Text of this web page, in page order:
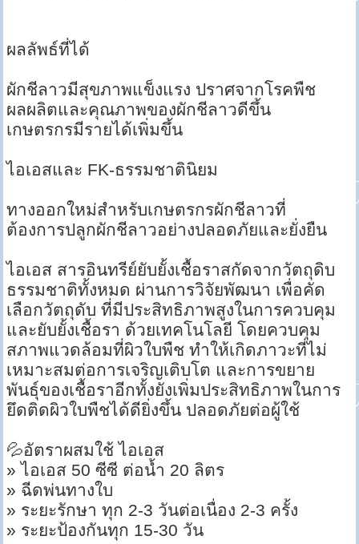
ผลลัพธ์ที่ได้
ผักชีลาวมีสุขภาพแข็งแรง ปราศจากโรคพืช
ผลผลิตและคุณภาพของผักชีลาวดีขึ้น
เกษตรกรมีรายได้เพิ่มขึ้น
ไอเอสและ FK-ธรรมชาตินิยม
ทางออกใหม่สำหรับเกษตรกรผักชีลาวที่
ต้องการปลูกผักชีลาวอย่างปลอดภัยและยั่งยืน
ไอเอส สารอินทรีย์ยับยั้งเชื้อราสกัดจากวัตถุดิบ
ธรรมชาติทั้งหมด ผ่านการวิจัยพัฒนา เพื่อคัด
เลือกวัตถุดับ ที่มีประสิทธิภาพสูงในการควบคุม
และยับยั้งเชื้อรา ด้วยเทคโนโลยี โดยควบคุม
สภาพแวดล้อมที่ผิวใบพืช ทำให้เกิดภาวะที่ไม่
เหมาะสมต่อการเจริญเติบโต และการขยาย
พันธุ์ของเชื้อราอีกทั้งยังเพิ่มประสิทธิภาพในการ
ยึดติดผิวใบพืชได้ดียิ่งขึ้น ปลอดภัยต่อผู้ใช้
💦อัตราผสมใช้ ไอเอส
» ไอเอส 50 ซีซี ต่อน้ำ 20 ลิตร
» ฉีดพ่นทางใบ
» ระยะรักษา ทุก 2-3 วันต่อเนื่อง 2-3 ครั้ง
» ระยะป้องกันทุก 15-30 วัน